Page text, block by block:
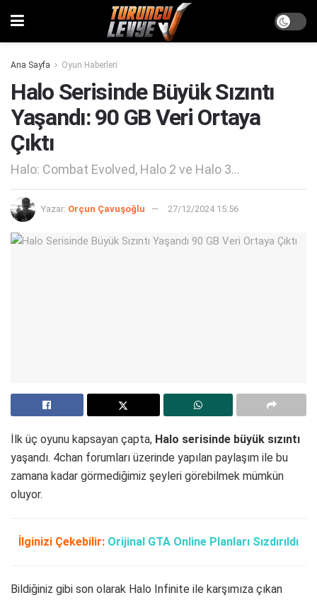
Ana Sayfa Oyun Haberleri
Halo Serisinde Büyük Sızıntı
Yaşandı: 90 GB Veri Ortaya
Çıktı
Halo: Combat Evolved, Halo 2 ve Halo 3...
Yazar: Orçun Çavuşoğlu 27/12/2024 15:56
İlk üç oyunu kapsayan çapta, Halo serisinde büyük sızıntı
yaşandı. 4chan forumları üzerinde yapılan paylaşım ile bu
zamana kadar görmediğimiz şeyleri görebilmek mümkün
oluyor.
İlginizi Çekebilir: Orijinal GTA Online Planları Sızdırıldı
Bildiğiniz gibi son olarak Halo Infinite ile karşımıza çıkan